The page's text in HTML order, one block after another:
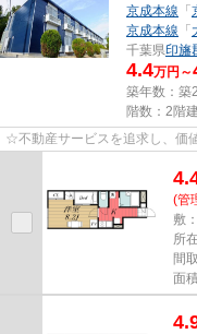
京成本線 「
京成本線 「
千葉県印旛
4.4万円～
築年数：築
階数：2階建
☆不動産サービスを追求し、価
(管
敷
所
間
面